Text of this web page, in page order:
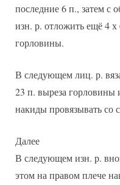
последние 6 п., затем с
изн. р. отложить ещё 4
горловины.
В следующем лиц. р.
23 п. выреза горловины
накиды провязывать со
Далее
В следующем изн. р.
этом на правом плече